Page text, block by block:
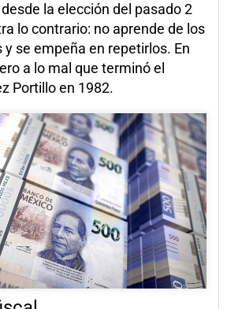
la elección del pasado 2
lo contrario: no aprende de los
se empeña en repetirlos. En
a lo mal que terminó el
Portillo en 1982.